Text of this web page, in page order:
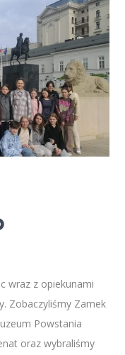
wraz z opiekunami
Zobaczyliśmy Zamek
Powstania
oraz wybraliśmy